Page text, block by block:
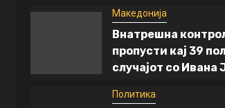
ЕУ алармира:
долготрајни
Македонија
Внатрешна
пропусти кај 39
случајот со Ивана
Политика